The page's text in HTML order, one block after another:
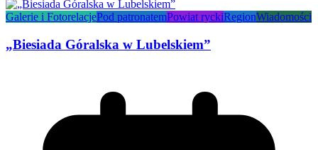
Galerie i FotorelacjePod patronatemPowiat ryckiRegionWiadomości
„Biesiada Góralska w Lubelskiem”